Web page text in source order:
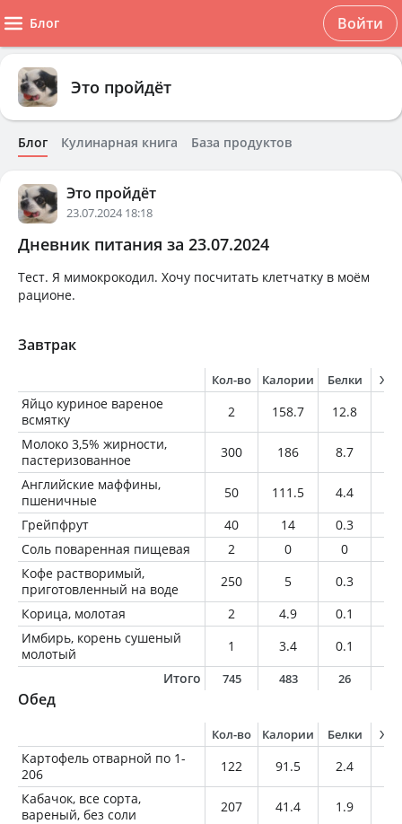
Блог Войти
Это пройдёт
Блог Кулинарная книга База продуктов
Это пройдёт
23.07.2024 18:18
Дневник питания за 23.07.2024
Тест. Я мимокрокодил. Хочу посчитать клетчатку в моём
рационе.
Завтрак
Кол-во Калории Белки
Яйцо куриное вареное
всмятку
2 158.7 12.8
Молоко 3,5% жирности,
пастеризованное
300 186 8.7
Английские маффины,
пшеничные
50 111.5 4.4
Грейпфрут
40 14 0.3
Соль поваренная пищевая
2 0 0
Кофе растворимый,
приготовленный на воде
250 5 0.3
Корица, молотая
2 4.9 0.1
Имбирь, корень сушеный
молотый
1 3.4 0.1
Итого
745 483 26
Обед
Кол-во Калории Белки
Картофель отварной по 1-
206
122 91.5 2.4
Кабачок, все сорта,
вареный, без соли
207 41.4 1.9